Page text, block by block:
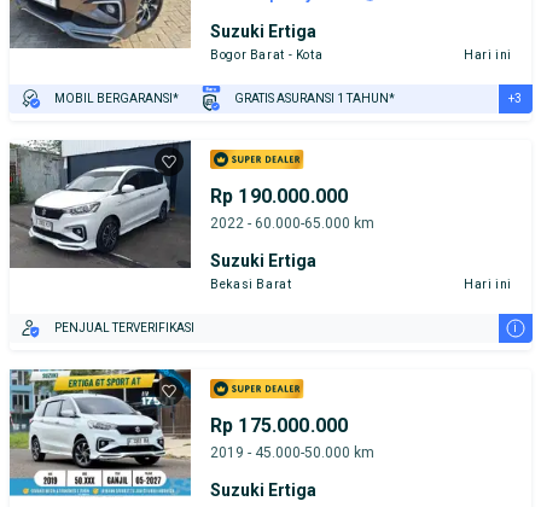
Suzuki Ertiga
Bogor Barat - Kota Hari ini
MOBIL BERGARANSI* GRATIS ASURANSI 1 TAHUN*
PENJUAL TERVERIFIKASI
+3
Rp 190.000.000
2022 - 60.000-65.000 km
Suzuki Ertiga
Bekasi Barat Hari ini
PENJUAL TERVERIFIKASI i
Rp 175.000.000
2019 - 45.000-50.000 km
Suzuki Ertiga